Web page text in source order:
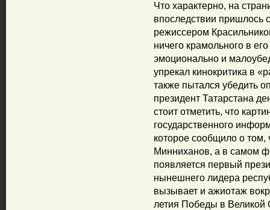
Что характерно, на
впоследствии пришлось
режиссером
ничего крамольного в
эмоционально и
упрекал кинокритика в
также пытался убедить
президент Татарстана
стоит отметить, что
государственного
которое сообщило о том,
Минниханов, а в самом
появляется первый
нынешнего лидера
вызывает и ажиотаж
летия Победы в Великой